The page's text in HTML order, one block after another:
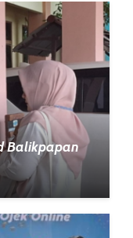
Balikpapan